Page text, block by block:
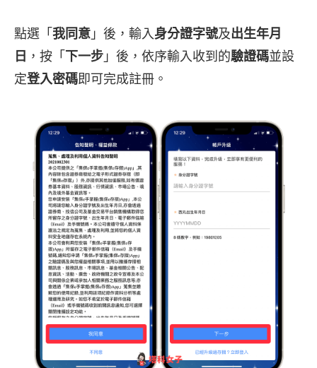
點選「 我同意 」後，輸入 身分證字號及出生年月
日 ，按「 下一步 」後，依序輸入收到的驗證碼並設
定登入密碼即可完成註冊。